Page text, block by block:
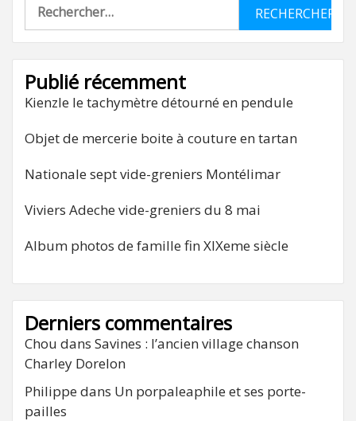
Publié récemment
Kienzle le tachymètre détourné en pendule
Objet de mercerie boite à couture en tartan
Nationale sept vide-greniers Montélimar
Viviers Adeche vide-greniers du 8 mai
Album photos de famille fin XIXeme siècle
Derniers commentaires
Chou dans Savines : l’ancien village chanson
Charley Dorelon
Philippe dans Un porpaleaphile et ses porte-
pailles